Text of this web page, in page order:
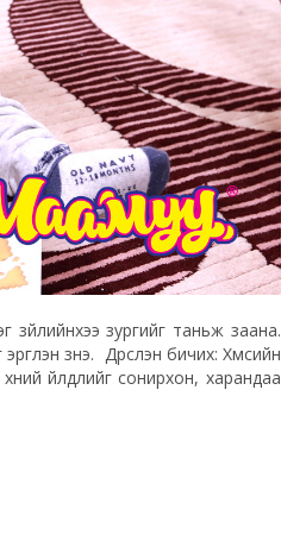
зургийг таньж заана.
үзнэ. Дүрслэн бичих: Хүмүүсийн
үйлдлийг сонирхон, харандаа